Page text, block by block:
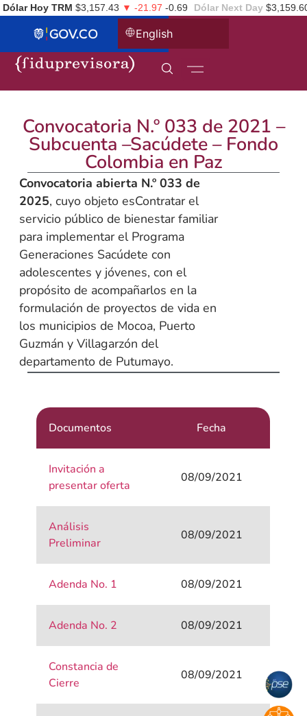
Dólar Hoy TRM $3,157.43 ▼ -21.97 -0.69 Dólar Next Day
English
Convocatoria N.º 033 de 2021 –
Subcuenta –Sacúdete – Fondo
Colombia en Paz
Convocatoria abierta N.º 033 de
2025, cuyo objeto esContratar el
servicio público de bienestar familiar
para implementar el Programa
Generaciones Sacúdete con
adolescentes y jóvenes, con el
propósito de acompañarlos en la
formulación de proyectos de vida en
los municipios de Mocoa, Puerto
Guzmán y Villagarzón del
departamento de Putumayo.
Documentos Fecha
Invitación a
presentar oferta
08/09/2021
Análisis
Preliminar
08/09/2021
Adenda No. 1 08/09/2021
Adenda No. 2 08/09/2021
Constancia de
Cierre
08/09/2021